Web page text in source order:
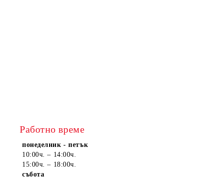
Работно време
понеделник - петък
10:00ч. – 14:00ч.
15:00ч. – 18:00ч.
събота